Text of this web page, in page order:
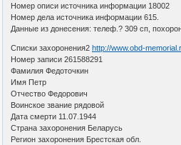
Номер описи источника информации 18002
Номер дела источника информации 615.
Данные из донесения: телеф.? 309 сп,
Списки захоронения2http://www.obd-
Номер записи 261588291
Фамилия Федоточкин
Имя Петр
Отчество Федорович
Воинское звание рядовой
Дата смерти 11.07.1944
Страна захоронения Беларусь
Регион захоронения Брестская обл.